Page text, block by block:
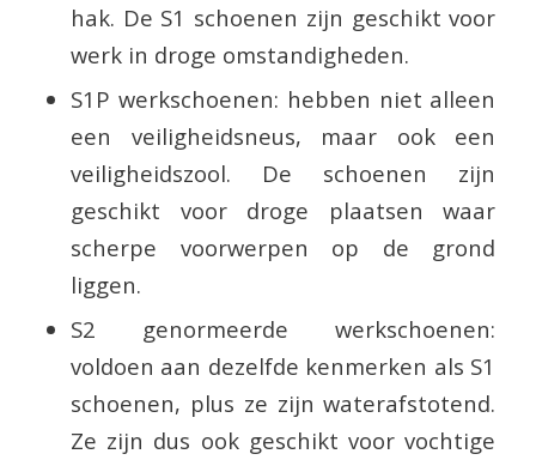
hak. De S1 schoenen zijn geschikt voor
werk in droge omstandigheden.
S1P werkschoenen: hebben niet alleen
een veiligheidsneus, maar ook een
veiligheidszool. De schoenen zijn
geschikt voor droge plaatsen waar
scherpe voorwerpen op de grond
liggen.
S2 genormeerde werkschoenen:
voldoen aan dezelfde kenmerken als S1
schoenen, plus ze zijn waterafstotend.
Ze zijn dus ook geschikt voor vochtige